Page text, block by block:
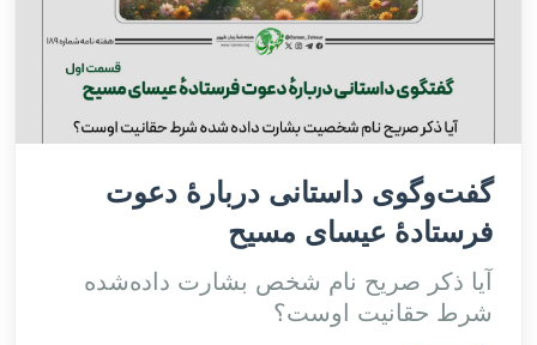
گفت‌وگوی داستانی دربارۀ دعوت
فرستادۀ عیسای مسیح
آیا ذکر صریح نام شخص بشارت داده‌شده
شرط حقانیت اوست؟